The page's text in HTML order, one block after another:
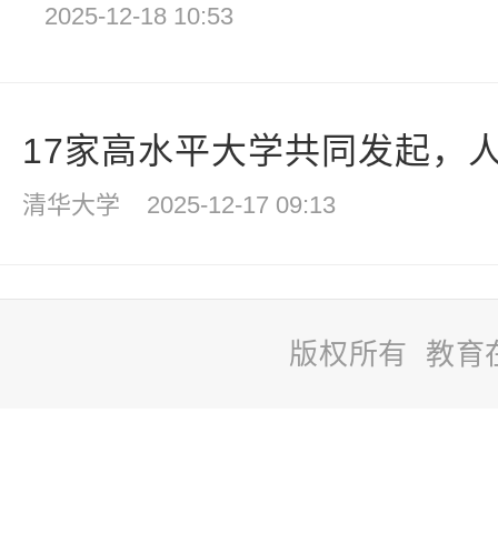
2025-12-18 10:53
17家高水平大学共同发起，
清华大学 2025-12-17 09:13
版权所有 教育